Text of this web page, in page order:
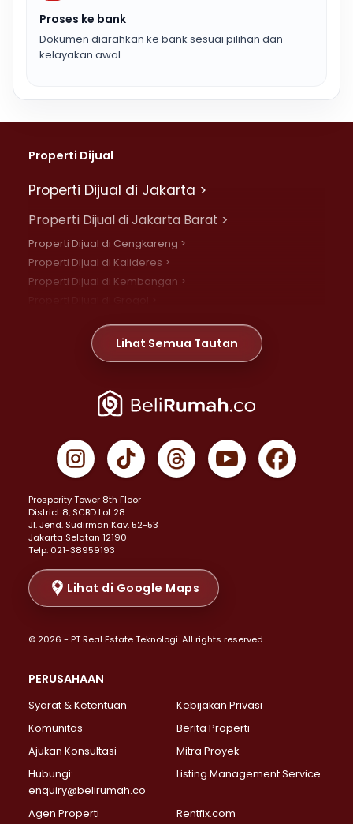
Proses ke bank
Dokumen diarahkan ke bank sesuai pilihan dan
kelayakan awal.
Properti Dijual
Properti Dijual di Jakarta >
Properti Dijual di Jakarta Barat >
Properti Dijual di Cengkareng >
Properti Dijual di Kalideres >
Properti Dijual di Kembangan >
Properti Dijual di Meruya >
Properti Dijual di Jelambar >
Properti Dijual di Jakarta Pusat >
Properti Dijual di Gambir >
Properti Dijual di Johar Baru >
Properti Dijual di Menteng >
Properti Dijual di Senen >
Properti Dijual di Tanah Abang >
Properti Dijual di Cikini >
Properti Dijual di Kramat >
Properti Dijual di Pasar Baru >
Properti Dijual di Bendungan Hilir >
Properti Dijual di Jakarta Selatan >
Properti Dijual di Lebak Bulus >
Properti Dijual di Gandaria Selatan >
Properti Dijual di Pondok Labu >
Properti Dijual di Lenteng Agung >
Properti Dijual di Senayan >
Properti Dijual di Pondok Pinang >
Lihat Semua Tautan
Prosperity Tower 8th Floor
District 8, SCBD Lot 28
JI. Jend. Sudirman Kav. 52-53
Jakarta Selatan 12190
Telp: 021-38959193
Lihat di Google Maps
© 2026 - PT Real Estate Teknologi. All rights reserved.
PERUSAHAAN
Syarat & Ketentuan
Kebijakan Privasi
Komunitas
Berita Properti
Ajukan Konsultasi
Mitra Proyek
Hubungi:
enquiry@belirumah.co
Listing Management Service
Agen Properti Rentfix.com